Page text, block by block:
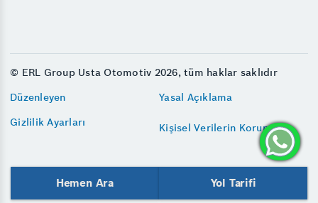
© ERL Group Usta Otomotiv 2026, tüm haklar saklıdır
Düzenleyen
Yasal Açıklama
Gizlilik Ayarları
Kişisel Verilerin Korunması
Hemen Ara Yol Tarifi